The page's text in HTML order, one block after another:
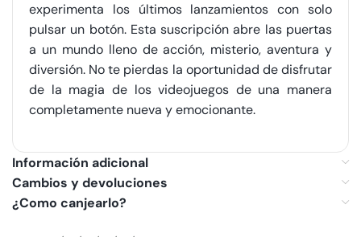
experimenta los últimos lanzamientos con solo
pulsar un botón. Esta suscripción abre las puertas
a un mundo lleno de acción, misterio, aventura y
diversión. No te pierdas la oportunidad de disfrutar
de la magia de los videojuegos de una manera
completamente nueva y emocionante.
Información adicional
Cambios y devoluciones
¿Como canjearlo?